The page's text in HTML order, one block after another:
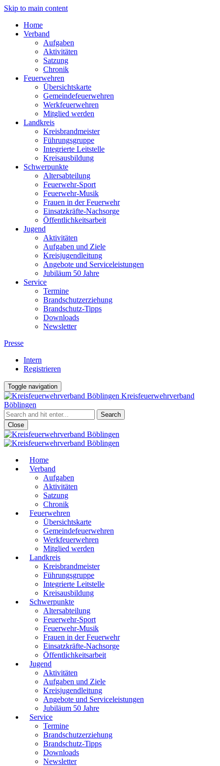
Skip to main content
Home
Verband
Aufgaben
Aktivitäten
Satzung
Chronik
Feuerwehren
Übersichtskarte
Gemeindefeuerwehren
Werkfeuerwehren
Mitglied werden
Landkreis
Kreisbrandmeister
Führungsgruppe
Integrierte Leitstelle
Kreisausbildung
Schwerpunkte
Altersabteilung
Feuerwehr-Sport
Feuerwehr-Musik
Frauen in der Feuerwehr
Einsatzkräfte-Nachsorge
Öffentlichkeitsarbeit
Jugend
Aktivitäten
Aufgaben und Ziele
Kreisjugendleitung
Angebote und Serviceleistungen
Jubiläum 50 Jahre
Service
Termine
Brandschutzerziehung
Brandschutz-Tipps
Downloads
Newsletter
Presse
Intern
Registrieren
Toggle navigation
Kreisfeuerwehrverband
Böblingen
Close
Home
Verband
Aufgaben
Aktivitäten
Satzung
Chronik
Feuerwehren
Übersichtskarte
Gemeindefeuerwehren
Werkfeuerwehren
Mitglied werden
Landkreis
Kreisbrandmeister
Führungsgruppe
Integrierte Leitstelle
Kreisausbildung
Schwerpunkte
Altersabteilung
Feuerwehr-Sport
Feuerwehr-Musik
Frauen in der Feuerwehr
Einsatzkräfte-Nachsorge
Öffentlichkeitsarbeit
Jugend
Aktivitäten
Aufgaben und Ziele
Kreisjugendleitung
Angebote und Serviceleistungen
Jubiläum 50 Jahre
Service
Termine
Brandschutzerziehung
Brandschutz-Tipps
Downloads
Newsletter